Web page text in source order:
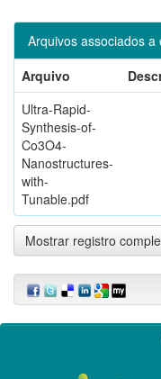
Arquivos associados a
Arquivo
Ultra-Rapid-
Synthesis-of-
Co3O4-
Nanostructures-
with-
Tunable.pdf
Mostrar registro